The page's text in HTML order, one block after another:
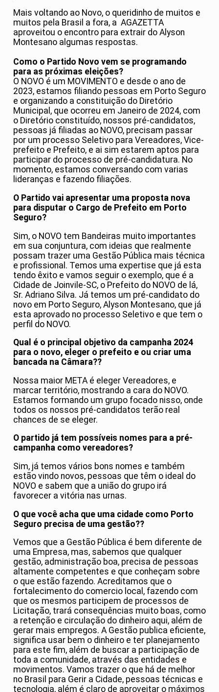
Mais voltando ao Novo, o queridinho de muitos e
muitos pela Brasil a fora, a AGAZETTA
aproveitou o encontro para extrair do Alyson
Montesano algumas respostas.
Como o Partido Novo vem se programando
para as próximas eleições?
O NOVO é um MOVIMENTO e desde o ano de
2023, estamos filiando pessoas em Porto Seguro
e organizando a constituição do Diretório
Municipal, que ocorreu em Janeiro de 2024, com
o Diretório constituído, nossos pré-candidatos,
pessoas já filiadas ao NOVO, precisam passar
por um processo Seletivo para Vereadores, Vice-
prefeito e Prefeito, e ai sim estarem aptos para
participar do processo de pré-candidatura. No
momento, estamos conversando com varias
lideranças e fazendo filiações.
O Partido vai apresentar uma proposta nova
para disputar o Cargo de Prefeito em Porto
Seguro?
Sim, o NOVO tem Bandeiras muito importantes
em sua conjuntura, com ideias que realmente
possam trazer uma Gestão Pública mais técnica
e profissional. Temos uma expertise que já esta
tendo êxito e vamos seguir o exemplo, que é a
Cidade de Joinvile-SC, o Prefeito do NOVO de lá,
Sr. Adriano Silva. Já temos um pré-candidato do
novo em Porto Seguro, Alyson Montesano, que já
esta aprovado no processo Seletivo e que tem o
perfil do NOVO.
Qual é o principal objetivo da campanha 2024
para o novo, eleger o prefeito e ou criar uma
bancada na Câmara??
Nossa maior META é eleger Vereadores, e
marcar território, mostrando a cara do NOVO.
Estamos formando um grupo focado nisso, onde
todos os nossos pré-candidatos terão real
chances de se eleger.
O partido já tem possíveis nomes para a pré-
campanha como vereadores?
Sim, já temos vários bons nomes e também
estão vindo novos, pessoas que têm o ideal do
NOVO e sabem que a união do grupo irá
favorecer a vitória nas urnas.
O que você acha que uma cidade como Porto
Seguro precisa de uma gestão??
Vemos que a Gestão Pública é bem diferente de
uma Empresa, mas, sabemos que qualquer
gestão, administração boa, precisa de pessoas
altamente competentes e que conheçam sobre
o que estão fazendo. Acreditamos que o
fortalecimento do comercio local, fazendo com
que os mesmos participem de processos de
Licitação, trará consequências muito boas, como
a retenção e circulação do dinheiro aqui, além de
gerar mais empregos. A Gestão publica eficiente,
significa usar bem o dinheiro e ter planejamento
para este fim, além de buscar a participação de
toda a comunidade, através das entidades e
movimentos. Vamos trazer o que há de melhor
no Brasil para Gerir a Cidade, pessoas técnicas e
tecnologia, além é claro de aproveitar o máximos